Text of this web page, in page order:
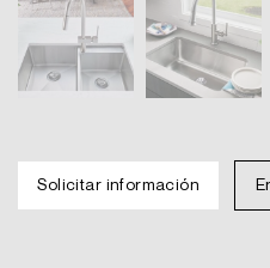
Solicitar información